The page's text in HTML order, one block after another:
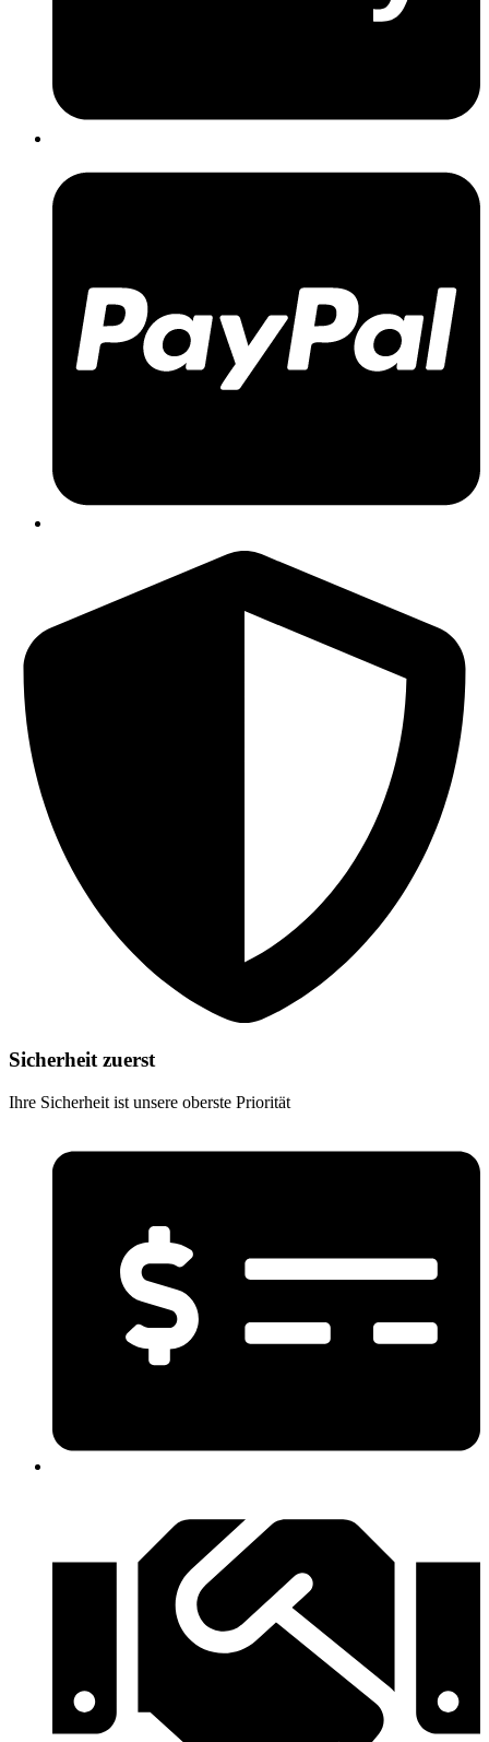
Sicherheit zuerst
Ihre Sicherheit ist unsere oberste Priorität